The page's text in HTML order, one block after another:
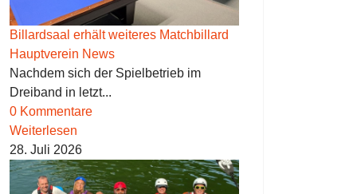
Billardsaal erhält weiteres Matchbillard
Hauptverein News
Nachdem sich der Spielbetrieb im
Dreiband in letzt...
0 Kommentare
Weiterlesen
28. Juli 2026